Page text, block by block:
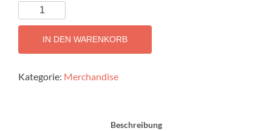
Kaffeebecher
Menge
IN DEN WARENKORB
Kategorie: Merchandise
Beschreibung